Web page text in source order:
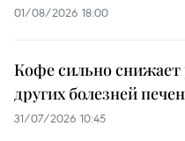
01/08/2026 18:00
Кофе сильно снижает
других болезней
31/07/2026 10:45